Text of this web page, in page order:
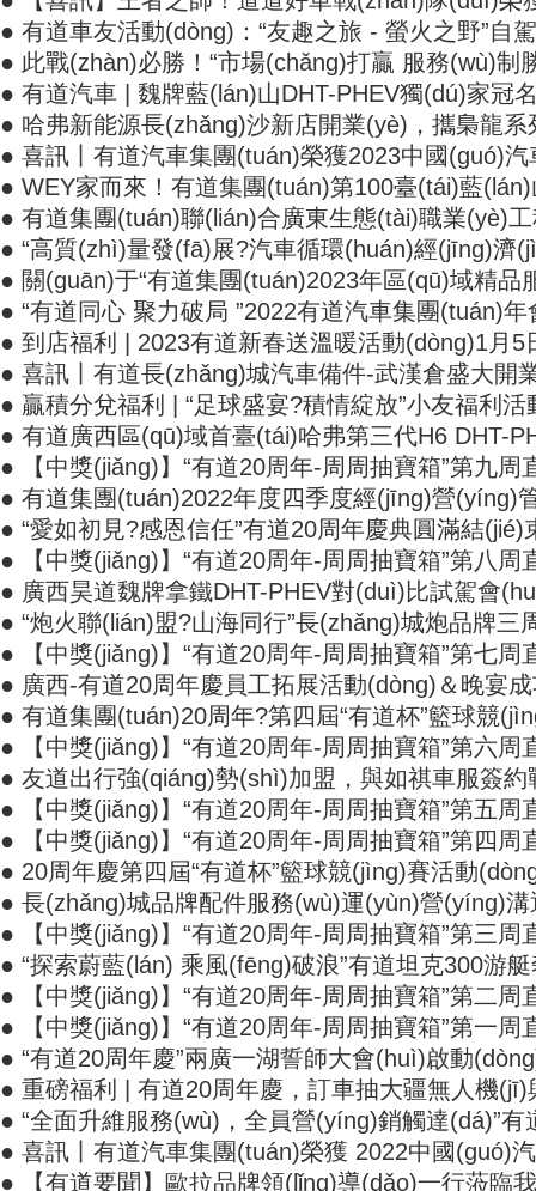
● 有道車友活動(dòng)：“友趣之旅 - 螢火之野”自駕活
● 此戰(zhàn)必勝！“市場(chǎng)打贏 服務(wù)制
● 有道汽車 | 魏牌藍(lán)山DHT-PHEV獨(dú)家冠
● 哈弗新能源長(zhǎng)沙新店開業(yè)，攜梟龍
● 喜訊丨有道汽車集團(tuán)榮獲2023中國(guó)
● WEY家而來！有道集團(tuán)第100臺(tái)藍
● 有道集團(tuán)聯(lián)合廣東生態(tài)職業(yè)
● “高質(zhì)量發(fā)展?汽車循環(huán)經(jīng)濟
● 關(guān)于“有道集團(tuán)2023年區(qū)域精品
● “有道同心 聚力破局 ”2022有道汽車集團(tuán)年會
● 到店福利 | 2023有道新春送溫暖活動(dòng)1月5
● 喜訊丨有道長(zhǎng)城汽車備件-武漢倉盛大開
● 贏積分兌福利 | “足球盛宴?積情綻放”小友福利活動
● 有道廣西區(qū)域首臺(tái)哈弗第三代H6 DHT-
● 【中獎(jiǎng)】“有道20周年-周周抽寶箱”第九周
● 有道集團(tuán)2022年度四季度經(jīng)營(yíng)管
● “愛如初見?感恩信任”有道20周年慶典圓滿結(jié)
● 【中獎(jiǎng)】“有道20周年-周周抽寶箱”第八周直
● 廣西昊道魏牌拿鐵DHT-PHEV對(duì)比試駕會
● “炮火聯(lián)盟?山海同行”長(zhǎng)城炮品牌
● 【中獎(jiǎng)】“有道20周年-周周抽寶箱”第七周直
● 廣西-有道20周年慶員工拓展活動(dòng)＆晚宴成
● 有道集團(tuán)20周年?第四屆“有道杯”籃球競
● 【中獎(jiǎng)】“有道20周年-周周抽寶箱”第六周直
● 友道出行強(qiáng)勢(shì)加盟，與如祺車服簽
● 【中獎(jiǎng)】“有道20周年-周周抽寶箱”第五周直
● 【中獎(jiǎng)】“有道20周年-周周抽寶箱”第四周直
● 20周年慶第四屆“有道杯”籃球競(jìng)賽活動
● 長(zhǎng)城品牌配件服務(wù)運(yùn)營(yíng)
● 【中獎(jiǎng)】“有道20周年-周周抽寶箱”第三周
● “探索蔚藍(lán) 乘風(fēng)破浪”有道坦克300游艇奢
● 【中獎(jiǎng)】“有道20周年-周周抽寶箱”第二周
● 【中獎(jiǎng)】“有道20周年-周周抽寶箱”第一周直
● “有道20周年慶”兩廣一湖誓師大會(huì)啟動
● 重磅福利 | 有道20周年慶，訂車抽大疆無人機
● “全面升維服務(wù)，全員營(yíng)銷觸達(dá)”有
● 喜訊丨有道汽車集團(tuán)榮獲 2022中國(guó)
● 【有道要聞】歐拉品牌領(lǐng)導(dǎo)一行蒞臨